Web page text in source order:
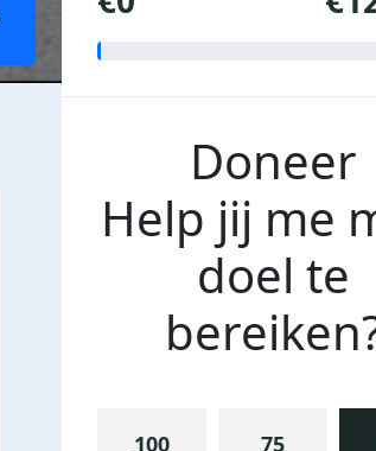
Doneer
Help jij me
doel te
100 75